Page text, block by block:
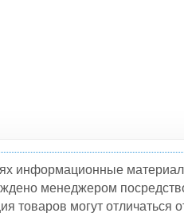
информационные
менеджером
товаров могут отличаться